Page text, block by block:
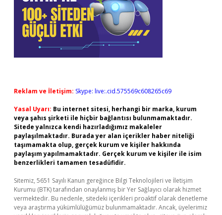
Reklam ve İletişim: Skype: live:.cid.575569c608265c69
Yasal Uyarı: Bu internet sitesi, herhangi bir marka, kurum
veya şahıs şirketi ile hiçbir bağlantısı bulunmamaktadır.
Sitede yalnızca kendi hazırladığımız makaleler
paylaşılmaktadır. Burada yer alan içerikler haber niteliği
taşımamakta olup, gerçek kurum ve kişiler hakkında
paylaşım yapılmamaktadır. Gerçek kurum ve kişiler ile isim
benzerlikleri tamamen tesadüfidir.
Sitemiz, 5651 Sayılı Kanun gereğince Bilgi Teknolojileri ve İletişim
Kurumu (BTK) tarafından onaylanmış bir Yer Sağlayıcı olarak hizmet
vermektedir. Bu nedenle, sitedeki içerikleri proaktif olarak denetleme
veya araştırma yükümlülüğümüz bulunmamaktadır. Ancak, üyelerimiz